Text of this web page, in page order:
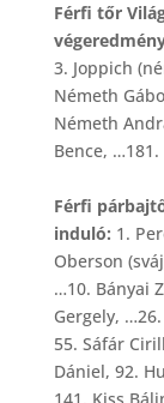
Férfi tőr
3. Joppich
Németh
Németh
Bence,
Férfi
induló: 1.
Oberson
…10. Bányai
Gergely,
55. Sáfár
Dániel, 92.